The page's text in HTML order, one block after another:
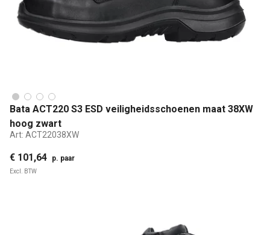
Bata ACT220 S3 ESD veiligheidsschoenen maat 38XW
hoog zwart
Art: ACT22038XW
€ 101,64 p. paar
Excl. BTW